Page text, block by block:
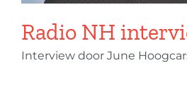
Radio NH
Interview door June